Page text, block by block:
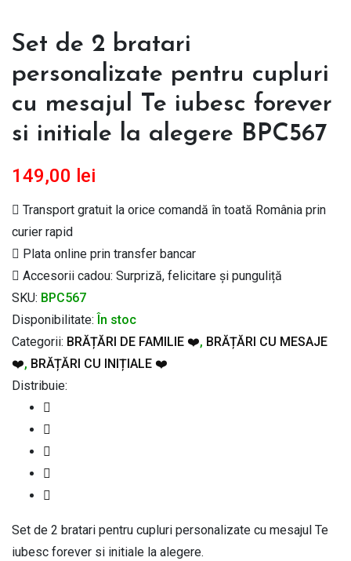
Set de 2 bratari
personalizate pentru cupluri
cu mesajul Te iubesc forever
si initiale la alegere BPC567
149,00 lei
Transport gratuit la orice comandă în toată România prin
curier rapid
Plata online prin transfer bancar
Accesorii cadou: Surpriză, felicitare și punguliță
SKU: BPC567
Disponibilitate: În stoc
Categorii: BRĂȚĂRI DE FAMILIE ❤️, BRĂȚĂRI CU MESAJE
❤️, BRĂȚĂRI CU INIȚIALE ❤️
Distribuie:
Set de 2 bratari pentru cupluri personalizate cu mesajul Te
iubesc forever si initiale la alegere.